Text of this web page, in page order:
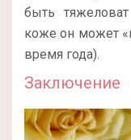
быть
коже он может
время года).
Заключение